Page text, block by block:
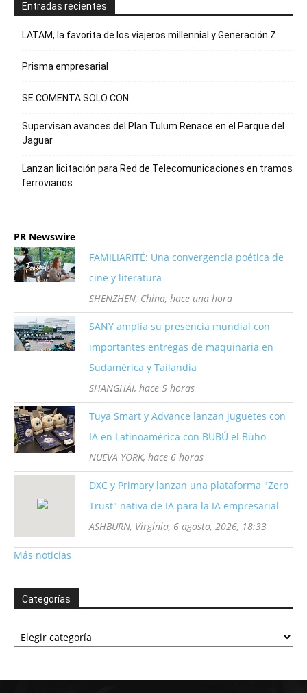
Entradas recientes
LATAM, la favorita de los viajeros millennial y Generación Z
Prisma empresarial
SE COMENTA SOLO CON…
Supervisan avances del Plan Tulum Renace en el Parque del
Jaguar
Lanzan licitación para Red de Telecomunicaciones en tramos
ferroviarios
PR Newswire
FAMILIARITÉ: Una convergencia poética de
cine y literatura
SHENZHEN, China, hace una hora
SANY amplía su presencia mundial con
importantes entregas de maquinaria en
Sudamérica y Tailandia
SHANGHÁI, hace 5 horas
Tuya Smart y Advance lanzan juguetes con
IA en Latinoamérica con BUBÚ el Búho
NUEVA YORK, hace 6 horas
DXC y Primary lanzan una plataforma "Zero
Trust" nativa de IA para la IA empresarial
ASHBURN, Virginia, 6 agosto, 2026, 18:33
Más noticias
Categorías
Categorías